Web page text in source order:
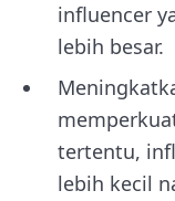
influencer
lebih besar.
tertentu,
lebih kecil